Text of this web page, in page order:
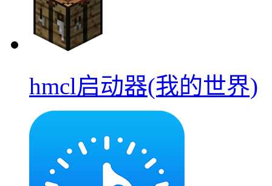
hmcl启动器(我的世界)